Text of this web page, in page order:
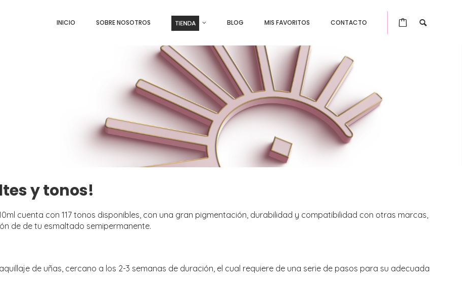
INICIO SOBRE NOSOTROS BLOG MIS FAVORITOS CONTACTO
y tonos!
cuenta con 117 tonos disponibles, con una gran pigmentación, durabilidad y compatibilidad con otras marcas,
de de tu esmaltado semipermanente.
de uñas, cercano a los 2-3 semanas de duración, el cual requiere de una serie de pasos para su adecuada